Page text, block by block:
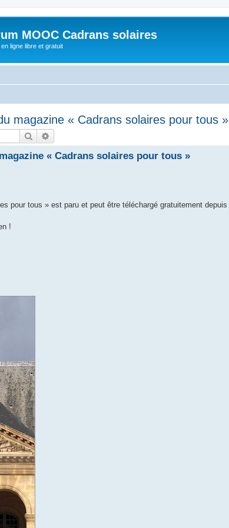
MOOC Cadrans solaires
ligne libre et gratuit
magazine « Cadrans solaires pour tous »
Rechercher
« Cadrans solaires pour tous »
pour tous » est paru et peut être téléchargé gratuitement depuis
!